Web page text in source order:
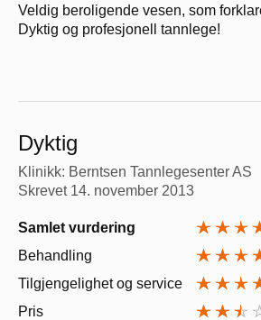
Veldig beroligende vesen, som
Dyktig og profesjonell tannlege!
Dyktig
Klinikk: Berntsen Tannlegesenter AS
Skrevet 14. november 2013
Samlet vurdering
Behandling
Tilgjengelighet og service
Pris